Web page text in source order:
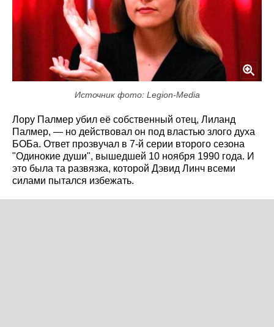
Источник фото: Legion-Media
Лору Палмер убил её собственный отец, Лиланд
Палмер, — но действовал он под властью злого духа
БОБа. Ответ прозвучал в 7-й серии второго сезона
"Одинокие души", вышедшей 10 ноября 1990 года. И
это была та развязка, которой Дэвид Линч всеми
силами пытался избежать.